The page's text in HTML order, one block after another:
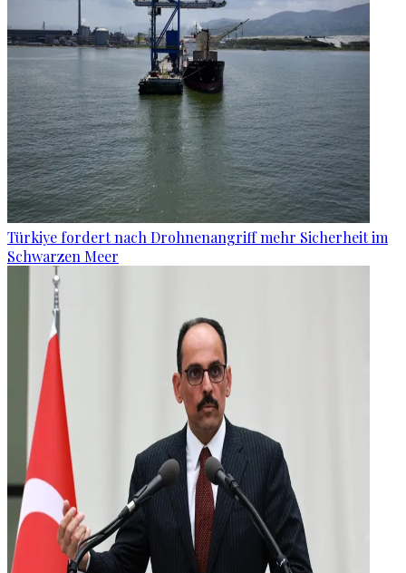
Türkiye fordert nach Drohnenangriff mehr Sicherheit im
Schwarzen Meer